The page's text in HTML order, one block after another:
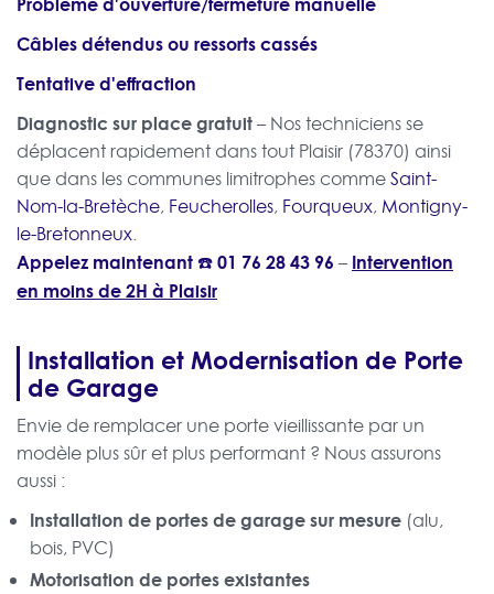
Câbles détendus ou ressorts cassés
Tentative d'effraction
Diagnostic sur place gratuit– Nos techniciens se
déplacent rapidement dans tout Plaisir (78370) ainsi
que dans les communes limitrophes commeSaint-
Nom-la-Bretèche, Feucherolles, Fourqueux, Montigny-
le-Bretonneux.
Appelez maintenant ☎️01 76 28 43 96 – Intervention
en moins de 2H à Plaisir
Installation et Modernisation de Porte
de Garage
Envie de remplacer une porte vieillissante par un
modèle plus sûr et plus performant ? Nous assurons
aussi :
Installation de portes de garage sur mesure (alu,
bois, PVC)
Motorisation de portes existantes